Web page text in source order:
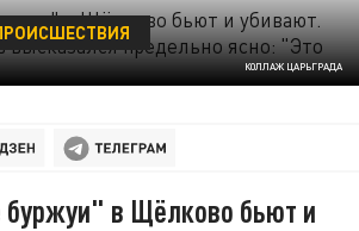
КОЛЛАЖ ЦАРЬГРАДА
буржуи" в Щёлково бьют и